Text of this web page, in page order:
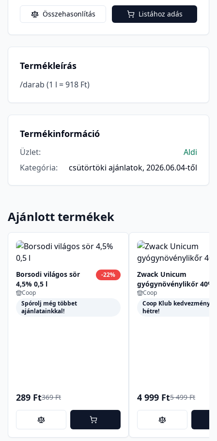
Összehasonlítás Listához adás
Termékleírás
/darab (1 l = 918 Ft)
Termékinformáció
Üzlet:
Aldi
Kategória: csütörtöki ajánlatok, 2026.06.04-től
Ajánlott termékek
Borsodi világos sör
4,5% 0,5 l
-22%
Coop
Spórolj még többet
ajánlatainkkal!
289 Ft369 Ft
Zwack Unicum
gyógynövénylikőr 40%
0,5 lCoop
Coop Klub
hétre!
4 999 Ft5 499 Ft